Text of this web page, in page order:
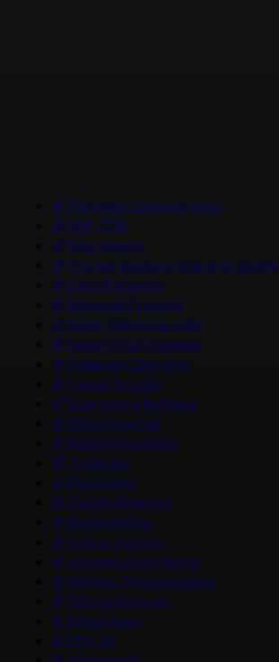
# Документальное кино
# НМГ ДОК
# Фестивали
# Что мы знаем о планете Земля
# Цикл Великие
#Алексей Гуськов
# Марк Эйдельштейн
# Никита Кологривый
# Главные Сериалы
# Саша Петров
# Смотреть фильмы
# Юра Борисов
# Мария Аронова
# Трейлер
# Рецензия
# После Фишера
# Война и Мир
# Новости кино
#Андрей Золотарев
# Федор Добронравов
# Обзор фильма
# Фонд Кино
# РЕН ТВ